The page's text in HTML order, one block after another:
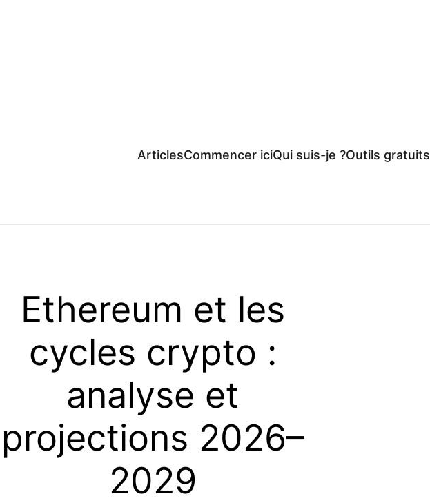
ArticlesCommencer iciQui suis-je ?Outils gratuits
Ethereum et les
cycles crypto :
analyse et
projections 2026–
2029